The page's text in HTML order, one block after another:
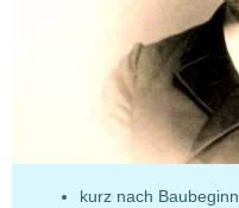
kurz nach